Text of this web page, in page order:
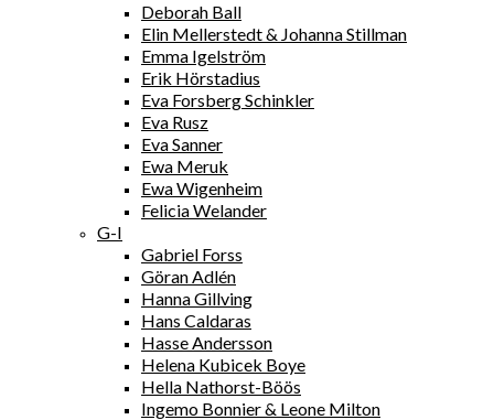
Deborah Ball
Elin Mellerstedt & Johanna Stillman
Emma Igelström
Erik Hörstadius
Eva Forsberg Schinkler
Eva Rusz
Eva Sanner
Ewa Meruk
Ewa Wigenheim
Felicia Welander
G-I
Gabriel Forss
Göran Adlén
Hanna Gillving
Hans Caldaras
Hasse Andersson
Helena Kubicek Boye
Hella Nathorst-Böös
Ingemo Bonnier & Leone Milton